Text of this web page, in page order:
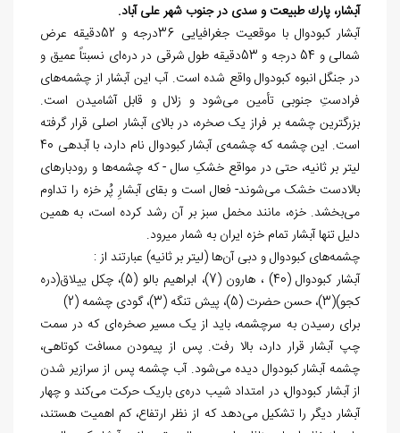
آبشار، پارك طبيعت و سدی در جنوب شهر علی‌ آباد.
آبشار کبودوال با موقعیت جغرافیایی 36درجه و 52دقیقه عرض
شمالی و 54 درجه و 53دقیقه طول شرقی در دره‌ای نسبتاً عمیق و
در جنگل انبوه کبودوال واقع شده است. آب این آبشار از چشمه‌های
فرادستِ جنوبی تأمین می‌شود و زلال و قابل آشامیدن است.
بزرگ‏ترین چشمه بر فراز یک صخره، در بالای آبشار اصلی قرار گرفته
است. این چشمه که چشمه‌ی آبشار کبودوال نام دارد، با آبدهی 40
لیتر بر ثانیه، حتی در مواقع خشکِ سال - که چشمه‌ها و رودبارهای
بالادست خشک می‌شوند- فعال است و بقای آبشارِ پُر خزه را تداوم
می‌بخشد. خزه، مانند مخمل سبز بر آن رشد کرده است، به همین
دلیل تنها آبشار تمام خزه ایران به شمار می‏رود.
چشمه­‌های کبودوال و دبی آن‌­ها (لیتر بر ثانیه) عبارتند از :
آبشار کبودوال (40) ، هارون (7)، ابراهیم بالو (5)، چکل ییلاق(دره
کجو)(3)، حسن حضرت (5)، پیش تنگه (3)، گودی چشمه (2)
برای رسیدن به سرچشمه، باید از یک مسیر صخره‌ای که در سمت
چپ آبشار قرار دارد، بالا رفت. پس از پیمودن مسافت کوتاهی،
چشمه آبشار کبودوال دیده می‌شود. آب چشمه پس از سرازیر شدن
از آبشار کبودوال، در امتداد شیب دره‌ی باریک حرکت می‌کند و چهار
آبشار دیگر را تشکیل می‌دهد که از نظر ارتفاع، کم اهمیت هستند،